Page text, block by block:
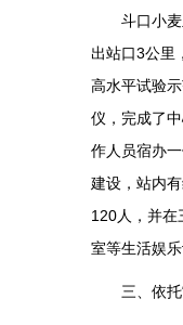
斗口小麦玉
出站口3公里
高水平试验
仪，完成了
作人员宿办
建设，站内
120人，并在
室等生活娱
三、依托“